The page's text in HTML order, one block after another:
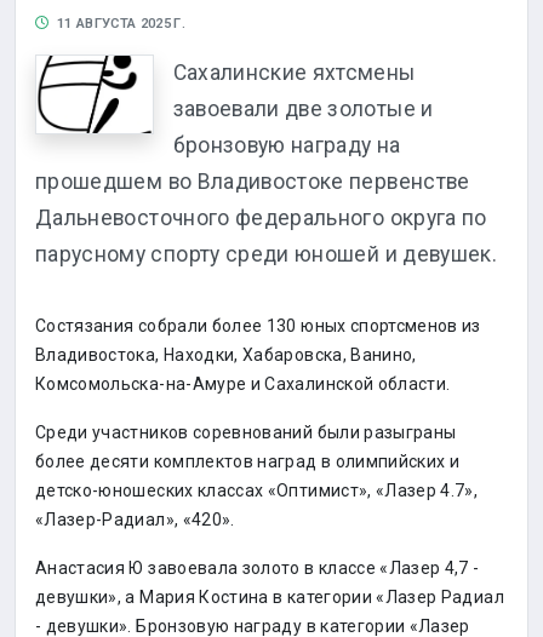
11 АВГУСТА 2025 Г.
Сахалинские яхтсмены
завоевали две золотые и
бронзовую награду на
прошедшем во Владивостоке первенстве
Дальневосточного федерального округа по
парусному спорту среди юношей и девушек.
Состязания собрали более 130 юных спортсменов из
Владивостока, Находки, Хабаровска, Ванино,
Комсомольска-на-Амуре и Сахалинской области.
Среди участников соревнований были разыграны
более десяти комплектов наград в олимпийских и
детско-юношеских классах «Оптимист», «Лазер 4.7»,
«Лазер-Радиал», «420».
Анастасия Ю завоевала золото в классе «Лазер 4,7 -
девушки», а Мария Костина в категории «Лазер Радиал
- девушки». Бронзовую награду в категории «Лазер